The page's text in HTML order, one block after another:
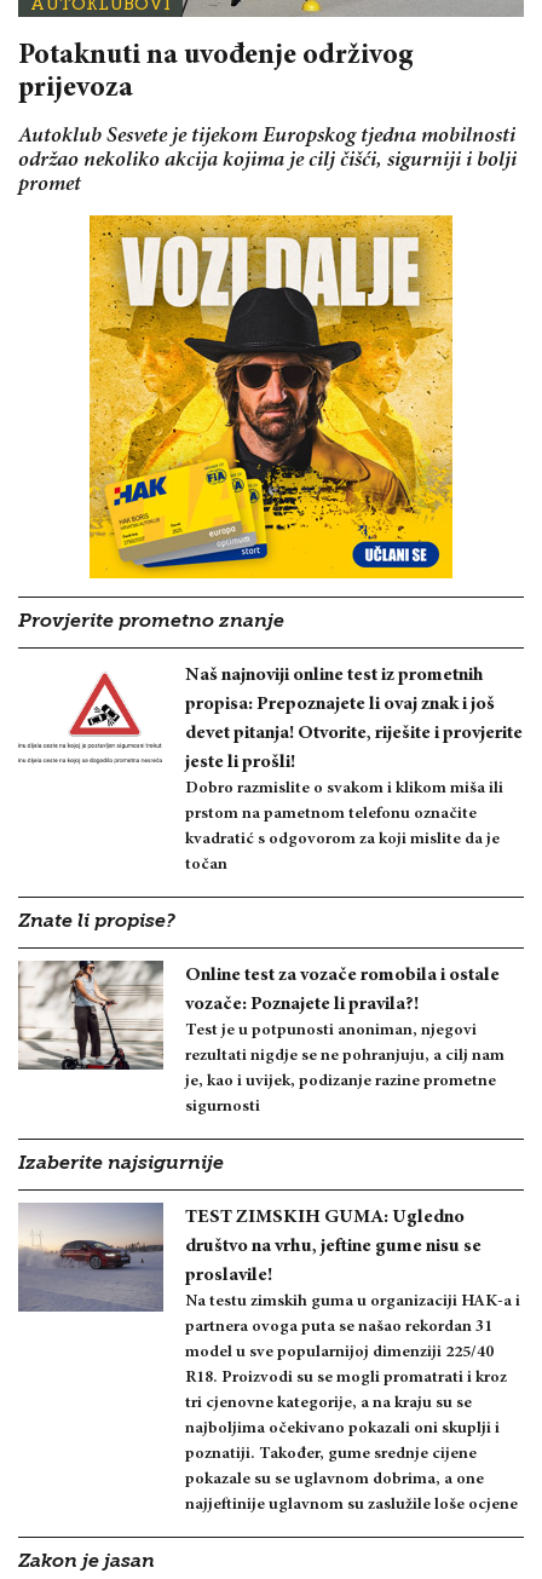
Potaknuti na uvođenje održivog
prijevoza
Autoklub Sesvete je tijekom Europskog tjedna mobilnosti
održao nekoliko akcija kojima je cilj čišći, sigurniji i bolji
promet
Provjerite prometno znanje
Naš najnoviji online test iz prometnih
propisa: Prepoznajete li ovaj znak i još
devet pitanja! Otvorite, riješite i provjerite
jeste li prošli!
Dobro razmislite o svakom i klikom miša ili
prstom na pametnom telefonu označite
kvadratić s odgovorom za koji mislite da je
točan
Znate li propise?
Online test za vozače romobila i ostale
vozače: Poznajete li pravila?!
Test je u potpunosti anoniman, njegovi
rezultati nigdje se ne pohranjuju, a cilj nam
je, kao i uvijek, podizanje razine prometne
sigurnosti
Izaberite najsigurnije
TEST ZIMSKIH GUMA: Ugledno
društvo na vrhu, jeftine gume nisu se
proslavile!
Na testu zimskih guma u organizaciji HAK-a i
partnera ovoga puta se našao rekordan 31
model u sve popularnijoj dimenziji 225/40
R18. Proizvodi su se mogli promatrati i kroz
tri cjenovne kategorije, a na kraju su se
najboljima očekivano pokazali oni skuplji i
poznatiji. Također, gume srednje cijene
pokazale su se uglavnom dobrima, a one
najjeftinije uglavnom su zaslužile loše ocjene
Zakon je jasan